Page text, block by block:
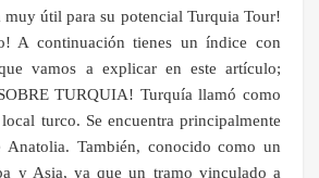
muy útil para su potencial Turquia Tour!
A continuación tienes un índice con
vamos a explicar en este artículo;
TURQUIA! Turquía llamó como
turco. Se encuentra principalmente
Anatolia. También, conocido como un
y Asia, ya que un tramo vinculado a